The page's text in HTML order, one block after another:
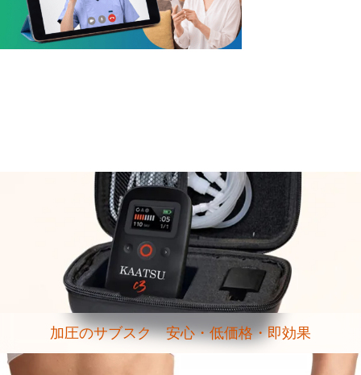
加圧のサブスク 安心・低価格・即効果